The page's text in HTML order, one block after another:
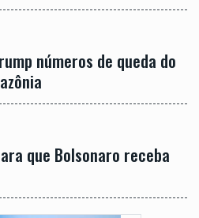
números de queda do
que Bolsonaro receba